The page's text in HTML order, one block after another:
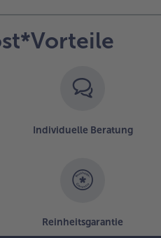
Individuelle Beratung
Reinheitsgarantie